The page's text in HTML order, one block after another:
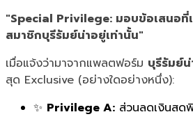
"Special Privilege: มอบข้อเสนอที่
สมาชิกบุรีรัมย์น่าอยู่เท่านั้น"
เมื่อแจ้งว่ามาจากแพลตฟอร์ม บุรีรัมย์
สุด Exclusive (อย่างใดอย่างหนึ่ง):
✨ Privilege A: ส่วนลดเงินสด